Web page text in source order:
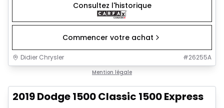
Consultez l'historique
Commencer votre achat
Didier Chrysler #26255A
Mention légale
2019 Dodge 1500 Classic 1500 Express